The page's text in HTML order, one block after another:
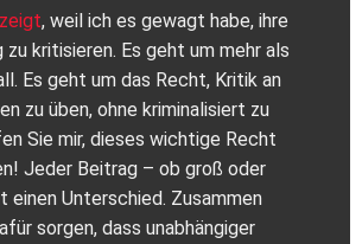
, weil ich es gewagt habe, ihre
kritisieren. Es geht um mehr als
Es geht um das Recht, Kritik an
zu üben, ohne kriminalisiert zu
Sie mir, dieses wichtige Recht
Jeder Beitrag – ob groß oder
einen Unterschied. Zusammen
sorgen, dass unabhängiger